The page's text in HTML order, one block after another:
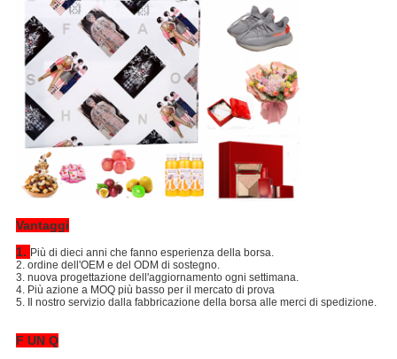
Vantaggi
1. Più di dieci anni che fanno esperienza della borsa.
2. ordine dell'OEM e del ODM di sostegno.
3. nuova progettazione dell'aggiornamento ogni settimana.
4. Più azione a MOQ più basso per il mercato di prova
5. Il nostro servizio dalla fabbricazione della borsa alle merci di spedizione.
F UN Q